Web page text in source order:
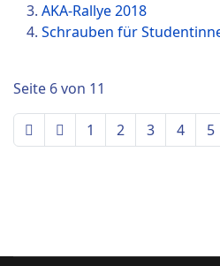
AKA-Rallye 2018
Schrauben für
Seite 6 von 11
1 2 3 4 5